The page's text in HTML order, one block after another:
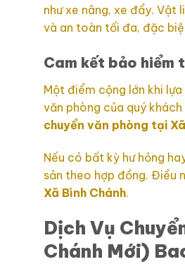
như xe nâng, xe đẩy. Vật
và an toàn tối đa, đặc
Cam kết bảo hiểm
Một điểm cộng lớn khi lựa
văn phòng của quý
chuyển văn phòng tại
Nếu có bất kỳ hư hỏng
sản theo hợp đồng. Điều
Xã Bình Chánh.
Dịch Vụ
Chánh Mới)